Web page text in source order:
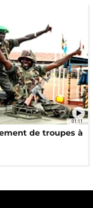
01:11
de troupes à